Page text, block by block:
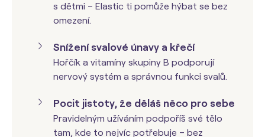
s dětmi – Elastic ti pomůže hýbat se bez
omezení.
Snížení svalové únavy a křečí
Hořčík a vitamíny skupiny B podporují
nervový systém a správnou funkci svalů.
Pocit jistoty, že děláš něco pro sebe
Pravidelným užíváním podpoříš své tělo
tam, kde to nejvíc potřebuje – bez